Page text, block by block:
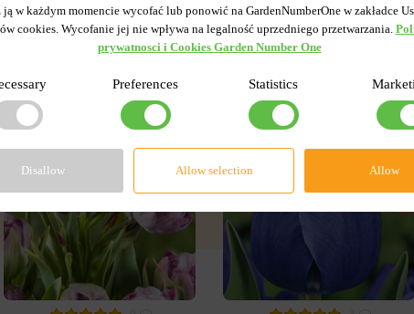
-55% -
ją w każdym momencie wycofać lub ponowić na GardenNumberOne w zakładce
cookies. Wycofanie jej nie wpływa na legalność uprzedniego przetwarzania.
prywatnosci i Cookies Garden Number One
Preferences Statistics
Disallow Allow selection Allow